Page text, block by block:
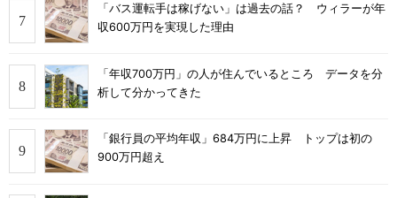
「バス運転手は稼げない」は過去の話？ ウィラーが年
収600万円を実現した理由
「年収700万円」の人が住んでいるところ データを分
析して分かってきた
「銀行員の平均年収」684万円に上昇 トップは初の
900万円超え